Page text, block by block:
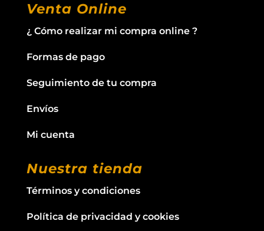
Venta Online
¿ Cómo realizar mi compra online ?
Formas de pago
Seguimiento de tu compra
Envíos
Mi cuenta
Nuestra tienda
Términos y condiciones
Política de privacidad y cookies